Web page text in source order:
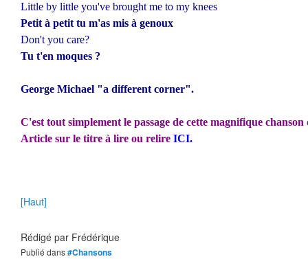
Little by little you've brought me to my knees
Petit à petit tu m'as mis à genoux
Don't you care?
Tu t'en moques ?
George Michael "a different corner".
C'est tout simplement le passage de cette magnifique
Article sur le titre à lire ou relire ICI.
[Haut]
Rédigé par Frédérique
Publié dans#Chansons